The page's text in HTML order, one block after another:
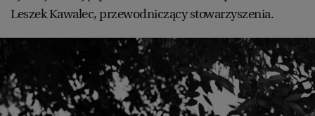
Leszek Kawalec, przewodniczący stowarzyszenia.